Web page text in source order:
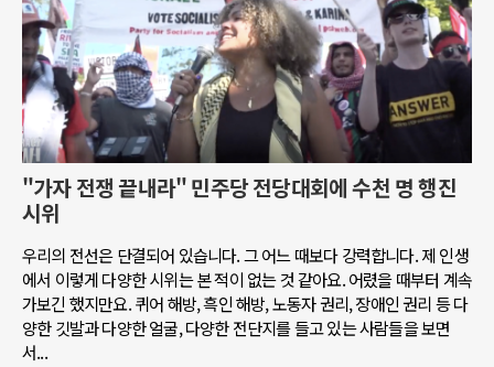
"가자 전쟁 끝내라" 민주당 전당대회에 수천 명 행진
시위
우리의 전선은 단결되어 있습니다. 그 어느 때보다 강력합니다. 제 인생
에서 이렇게 다양한 시위는 본 적이 없는 것 같아요. 어렸을 때부터 계속
가보긴 했지만요. 퀴어 해방, 흑인 해방, 노동자 권리, 장애인 권리 등 다
양한 깃발과 다양한 얼굴, 다양한 전단지를 들고 있는 사람들을 보면
서...